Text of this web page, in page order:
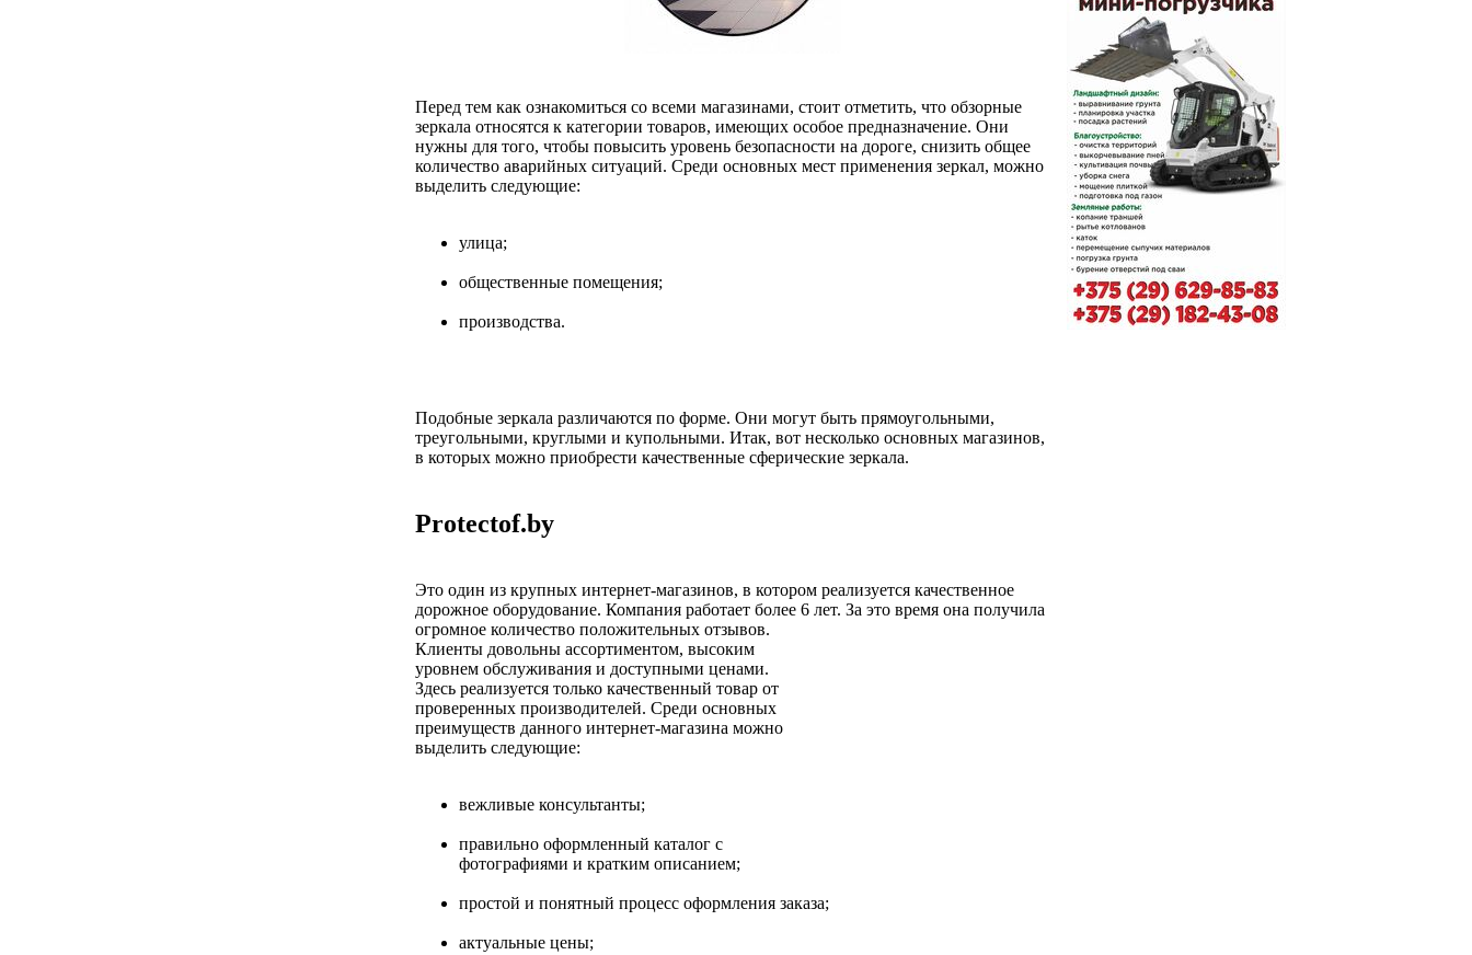
Перед тем как ознакомиться со всеми магазинами, стоит отметить, что обзорные
зеркала относятся к категории товаров, имеющих особое предназначение. Они
нужны для того, чтобы повысить уровень безопасности на дороге, снизить общее
количество аварийных ситуаций. Среди основных мест применения зеркал, можно
выделить следующие:
улица;
общественные помещения;
производства.
Подобные зеркала различаются по форме. Они могут быть прямоугольными,
треугольными, круглыми и купольными. Итак, вот несколько основных магазинов,
в которых можно приобрести качественные сферические зеркала.
Protectof.by
Это один из крупных интернет-магазинов, в котором реализуется качественное
дорожное оборудование. Компания работает более 6 лет. За это время она получила
огромное количество положительных отзывов.
Клиенты довольны ассортиментом, высоким
уровнем обслуживания и доступными ценами.
Здесь реализуется только качественный товар от
проверенных производителей. Среди основных
преимуществ данного интернет-магазина можно
выделить следующие:
вежливые консультанты;
правильно оформленный каталог с
фотографиями и кратким описанием;
простой и понятный процесс оформления заказа;
актуальные цены;